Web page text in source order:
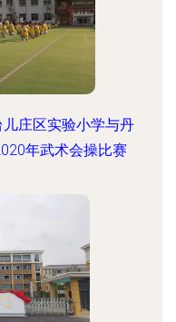
庄区实验小学与丹
年武术会操比赛